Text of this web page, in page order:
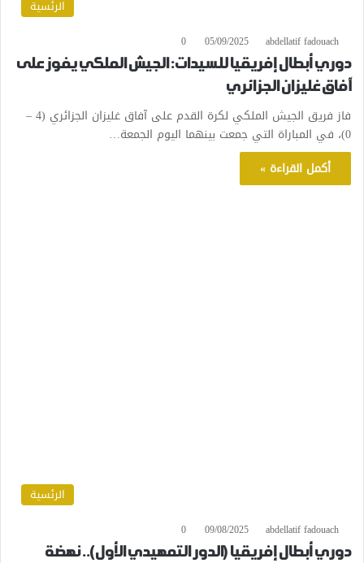
الرئسية
abdellatif fadouach
05/09/2025
0
دوري أبطال إفريقيا للسيدات: الجيش الملكي يفوز على
آفاق غليزان الجزائري
فاز فريق الجيش الملكي لكرة القدم على آفاق غليزان الجزائري (4 –
0)، في المباراة التي جمعت بينهما اليوم الجمعة…
أكمل القراءة »
الرئسية
abdellatif fadouach
09/08/2025
0
دوري أبطال إفريقيا (الدور التمهيدي الأول).. نهضة